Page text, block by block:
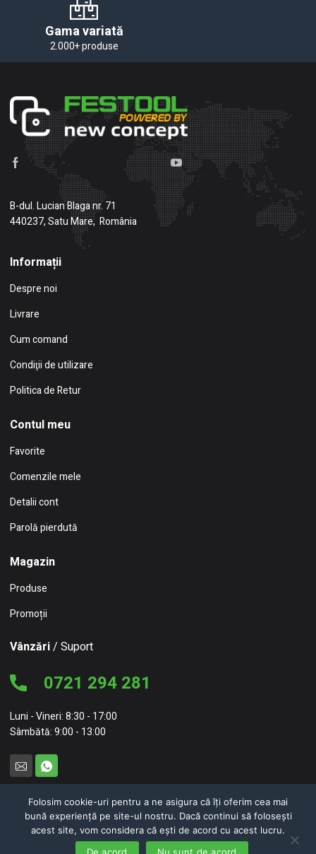
Gama variată
2.000+ produse
B-dul. Lucian Blaga nr. 71
440237, Satu Mare, România
Informații
Despre noi
Livrare
Cum comand
Condiţii de utilizare
Politica de Retur
Contul meu
Favorite
Comenzile mele
Detalii cont
Parolă pierdută
Magazin
Produse
Promoții
Vânzări/ Suport
0721 294 281
Luni - Vineri: 8:30 - 17:00
Sâmbătă: 9:00 - 13:00
© 2026 NC Concept – NEW CONCEPT HOME FURNITURE SRL
Politici de confidențialitate
Politici de cookie-uri
Folosim cookie-uri pentru a ne asigura că îți oferim cea mai
bună experiență pe site-ul nostru. Dacă continui să folosești
acest site, vom considera că ești de acord cu acest lucru.